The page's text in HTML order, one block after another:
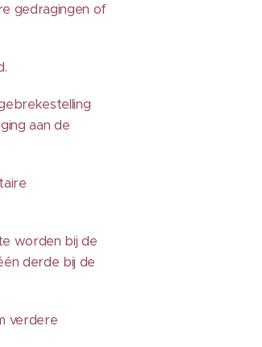
gedragingen of
aan de
worden bij de
derde bij de
verdere